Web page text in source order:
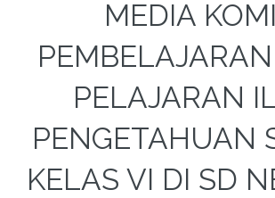
MEDIA
PELAJARAN
PENGETAHUAN
KELAS VI DI SD